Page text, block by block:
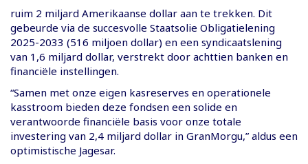
ruim 2 miljard Amerikaanse dollar aan te trekken. Dit
gebeurde via de succesvolle Staatsolie Obligatielening
2025-2033 (516 miljoen dollar) en een syndicaatslening
van 1,6 miljard dollar, verstrekt door achttien banken en
financiële instellingen.
“Samen met onze eigen kasreserves en operationele
kasstroom bieden deze fondsen een solide en
verantwoorde financiële basis voor onze totale
investering van 2,4 miljard dollar in GranMorgu,” aldus een
optimistische Jagesar.